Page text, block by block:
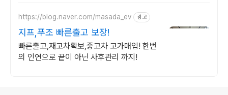
https://blog.naver.com/masada_ev 광고
지프,푸조 빠른출고 보장!
빠른출고,재고차확보,중고차 고가매입! 한번
의 인연으로 끝이 아닌 사후관리 까지!